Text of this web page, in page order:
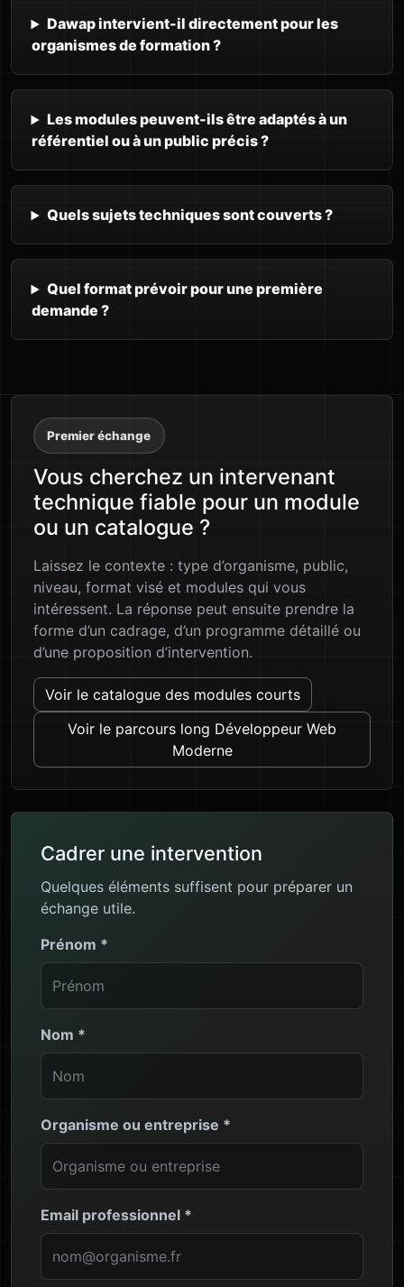
Dawap intervient-il directement pour les
organismes de formation ?
Les modules peuvent-ils être adaptés à un
référentiel ou à un public précis ?
Quels sujets techniques sont couverts ?
Quel format prévoir pour une première
demande ?
Premier échange
Vous cherchez un intervenant
technique fiable pour un module
ou un catalogue ?
Laissez le contexte : type d’organisme, public,
niveau, format visé et modules qui vous
intéressent. La réponse peut ensuite prendre la
forme d’un cadrage, d’un programme détaillé ou
d’une proposition d’intervention.
Voir le catalogue des modules courts
Voir le parcours long Développeur Web
Moderne
Cadrer une intervention
Quelques éléments suffisent pour préparer un
échange utile.
Prénom *
Nom *
Organisme ou entreprise *
Email professionnel *